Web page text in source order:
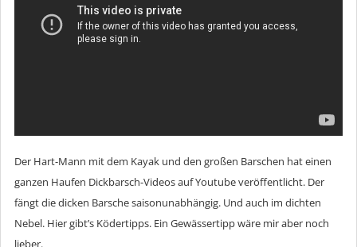
Der Hart-Mann mit dem Kayak und den großen Barschen hat einen
ganzen Haufen Dickbarsch-Videos auf Youtube veröffentlicht. Der
fängt die dicken Barsche saisonunabhängig. Und auch im dichten
Nebel. Hier gibt’s Ködertipps. Ein Gewässertipp wäre mir aber noch
lieber.